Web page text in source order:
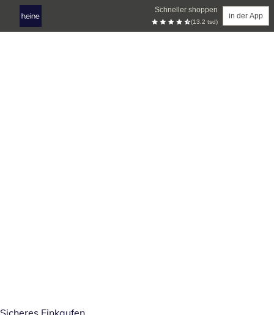
Schneller shoppen
(13.2 tsd)
in der App
Sicheres Einkaufen